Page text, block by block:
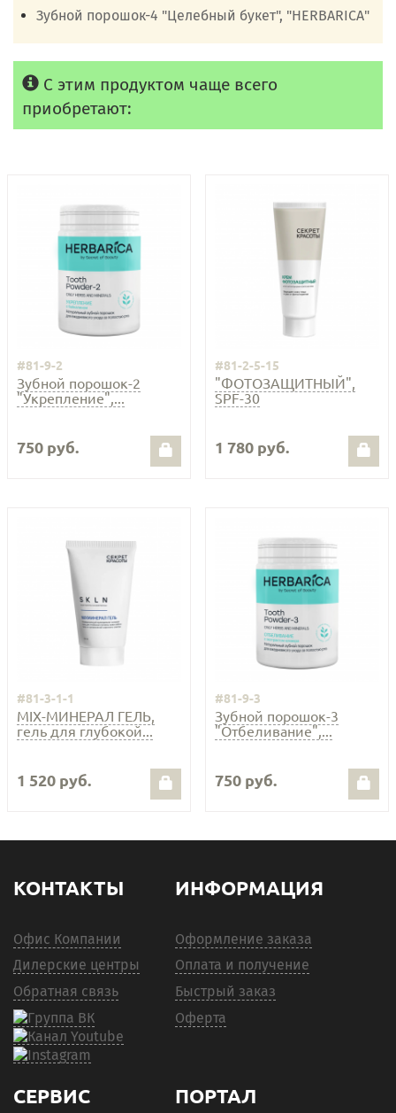
Зубной порошок-4 "Целебный букет", "HERBARICA"
С этим продуктом чаще всего
приобретают:
#81-9-2
Зубной порошок-2
"Укрепление",...
750 руб.
#81-2-5-15
"ФОТОЗАЩИТНЫЙ",
SPF-30
1 780 руб.
#81-3-1-1
MIX-МИНЕРАЛ ГЕЛЬ,
гель для глубокой...
1 520 руб.
#81-9-3
Зубной порошок-3
"Отбеливание",...
750 руб.
КОНТАКТЫ
Офис Компании
Дилерские центры
Обратная связь
ИНФОРМАЦИЯ
Оформление заказа
Оплата и получение
Быстрый заказ
Оферта
СЕРВИС ПОРТАЛ